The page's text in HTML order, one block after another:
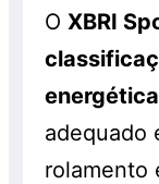
OXBRI
energética
adequado
rolamento